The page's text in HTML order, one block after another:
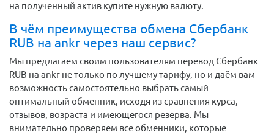
на полученный актив купите нужную валюту.
В чём преимущества обмена Сбербанк
RUB на ankr через наш сервис?
Мы предлагаем своим пользователям перевод Сбербанк
RUB на ankr не только по лучшему тарифу, но и даём вам
возможность самостоятельно выбрать самый
оптимальный обменник, исходя из сравнения курса,
отзывов, возраста и имеющегося резерва. Мы
внимательно проверяем все обменники, которые